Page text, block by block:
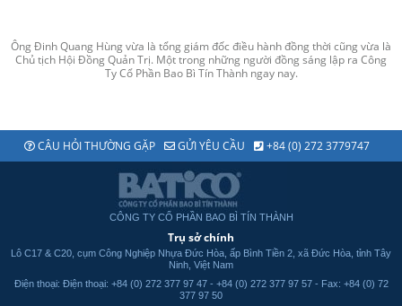
Ông Đinh Quang Hùng vừa là tổng giám đốc điều hành đồng thời cũng vừa là
Chủ tịch Hội Đồng Quản Trị. Một trong những người đồng sáng lập ra Công
Ty Cổ Phần Bao Bì Tín Thành ngay nay.
CÂU HỎI THƯỜNG GẶP GỬI YÊU CẦU +84 (0) 272 3779747
CÔNG TY CỔ PHẦN BAO BÌ TÍN THÀNH
Trụ sở chính
Lô C17 & C20, cụm Công Nghiệp Nhựa Đức Hòa, ấp Bình Tiền 2, xã Đức Hòa, tỉnh Tây
Ninh, Việt Nam
Điện thoại: Điện thoại: +84 (0) 272 377 97 47 - +84 (0) 272 377 97 57 - Fax: +84 (0) 72
377 97 50